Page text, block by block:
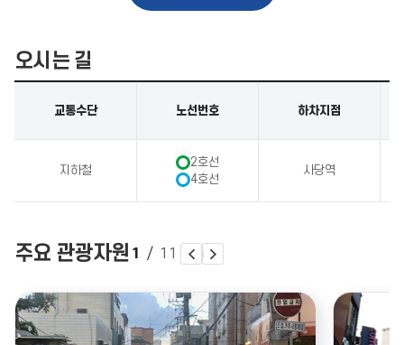
오시는 길
교통수단 노선번호 하차지점
지하철
2호선
4호선
사당역
주요 관광자원 1 / 11